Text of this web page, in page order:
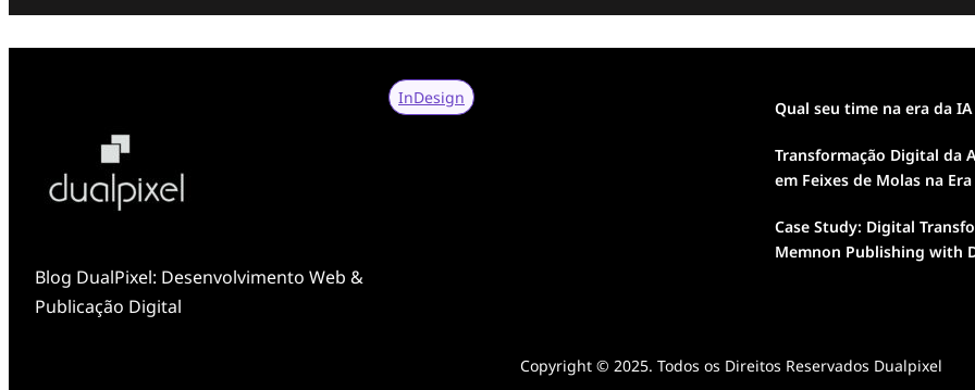
Blog DualPixel: Desenvolvimento Web &
Publicação Digital
InDesign
Qual seu time na era da
Transformação Digital da
em Feixes de Molas na
Case Study: Digital
Memnon Publishing with
Copyright © 2025. Todos os Direitos Reservados Dualpixel